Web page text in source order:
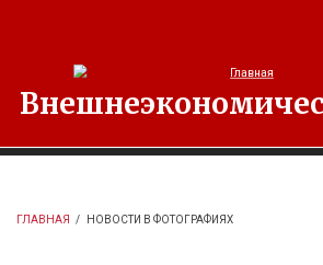
ГЛАВНАЯ / НОВОСТИ В ФОТОГРАФИЯХ